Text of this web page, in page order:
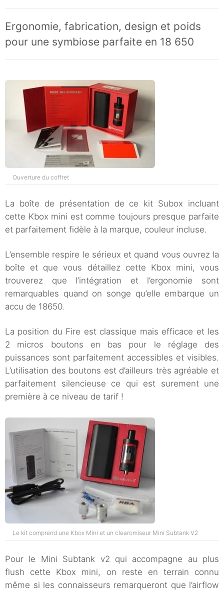
Ergonomie, fabrication, design et poids
pour une symbiose parfaite en 18 650
Ouverture du coffret
La boîte de présentation de ce kit Subox incluant
cette Kbox mini est comme toujours presque parfaite
et parfaitement fidèle à la marque, couleur incluse.
L’ensemble respire le sérieux et quand vous ouvrez la
boîte et que vous détaillez cette Kbox mini, vous
trouverez que l’intégration et l’ergonomie sont
remarquables quand on songe qu’elle embarque un
accu de 18650.
La position du Fire est classique mais efficace et les
2 micros boutons en bas pour le réglage des
puissances sont parfaitement accessibles et visibles.
L’utilisation des boutons est d’ailleurs très agréable et
parfaitement silencieuse ce qui est surement une
première à ce niveau de tarif !
Le kit comprend une Kbox Mini et un clearomiseur Mini Subtank V2
Pour le Mini Subtank v2 qui accompagne au plus
flush cette Kbox mini, on reste en terrain connu
même si les connaisseurs remarqueront que l’airflow